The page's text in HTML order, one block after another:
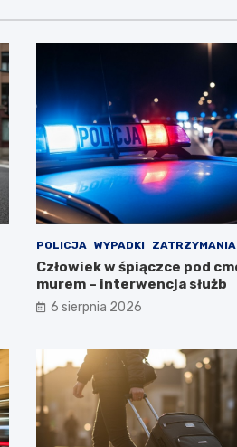
POLICJA WYPADKI ZATRZYMANIA
Człowiek w śpiączce pod
murem – interwencja służb
6 sierpnia 2026